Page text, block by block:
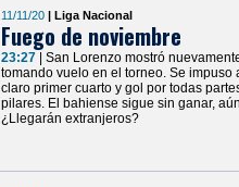
11/11/20 | Liga Nacional
Fuego de noviembre
23:27
| San Lorenzo mostró
tomando vuelo en el torneo. Se impuso
claro primer cuarto y gol por todas
pilares. El bahiense sigue sin ganar,
¿Llegarán extranjeros?